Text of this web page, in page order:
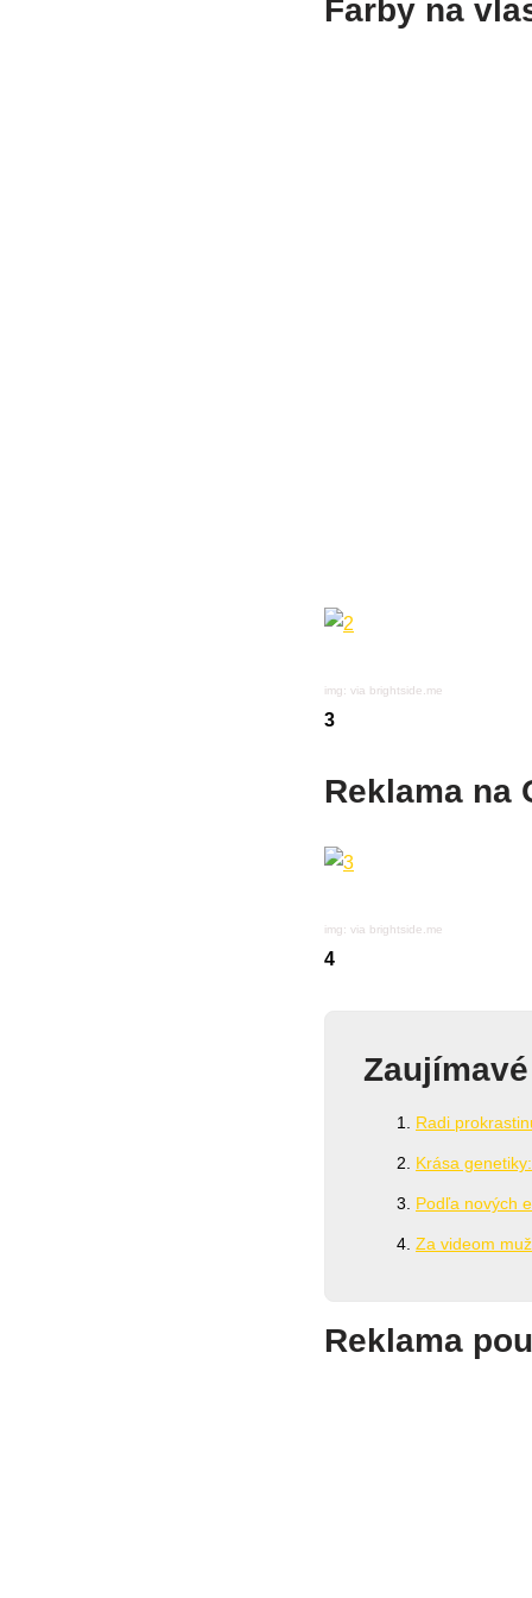
Farby na
img: via brightside.me
3
Reklama na
img: via brightside.me
4
Radi
Krása
Podľa nových
Za videom
Reklama